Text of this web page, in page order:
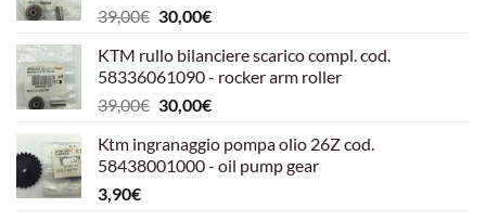
39,00€ Il
originale
era:
39,00€.
30,00€Il
attuale
è:
30,00€.
KTM rullo bilanciere scarico compl. cod.
58336061090 - rocker arm roller
39,00€ Il
originale
era:
30,00€Il
attuale
è:
Ktm ingranaggio pompa olio 26Z cod.
58438001000 - oil pump gear
3,90€